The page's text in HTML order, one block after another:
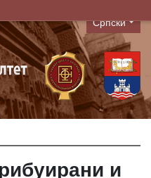
Language
Српски
и